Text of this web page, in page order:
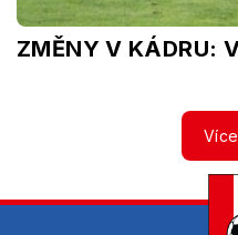
ZMĚNY V KÁDRU: